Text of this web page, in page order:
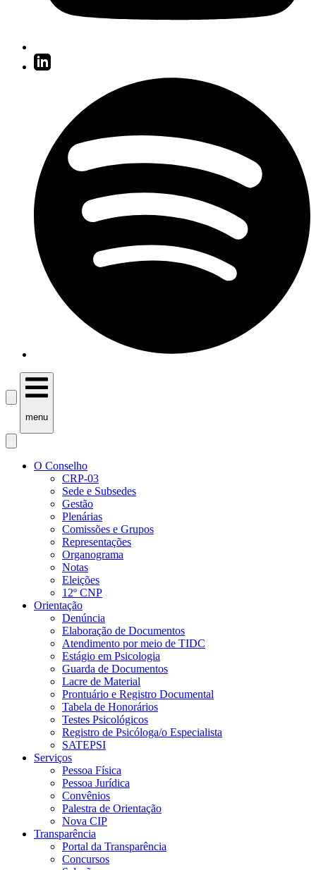
menu
O Conselho
CRP-03
Sede e Subsedes
Gestão
Plenárias
Comissões e Grupos
Representações
Organograma
Notas
Eleições
12º CNP
Orientação
Denúncia
Elaboração de Documentos
Atendimento por meio de TIDC
Estágio em Psicologia
Guarda de Documentos
Lacre de Material
Prontuário e Registro Documental
Tabela de Honorários
Testes Psicológicos
Registro de Psicóloga/o Especialista
SATEPSI
Serviços
Pessoa Física
Pessoa Jurídica
Convênios
Palestra de Orientação
Nova CIP
Transparência
Portal da Transparência
Concursos